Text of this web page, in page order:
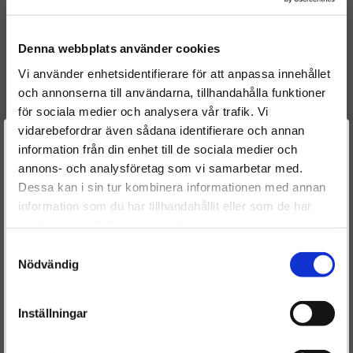
Denna webbplats använder cookies
Vi använder enhetsidentifierare för att anpassa innehållet
och annonserna till användarna, tillhandahålla funktioner
för sociala medier och analysera vår trafik. Vi
vidarebefordrar även sådana identifierare och annan
information från din enhet till de sociala medier och
annons- och analysföretag som vi samarbetar med.
Dessa kan i sin tur kombinera informationen med annan
information som du har tillhandahållit eller som de har
Nödvändig
Inställningar
OE numbers
1980 83
500313105
500384284
500313105
500384284
50 01 849 912
5001849912
Reference numbers
1980 81
1980 EC
1980EE
Välkommen till
Dieselspecialisten.se
För att förbättra din upplevelse på vår hemsida ber vi dig
välja vilken kategori du tillhör